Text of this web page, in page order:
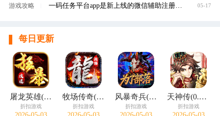
游戏攻略 一码任务平台app是新上线的微信辅助注册赚钱平 05-17
每日更新
屠龙英雄(神魔狂暴攻速单职)
折扣游戏
牧场传奇(终身红包免费版)
折扣游戏
风暴奇兵(0.05折万元真充)
折扣游戏
天神传(0.1折苍穹神武三国)
折扣游戏